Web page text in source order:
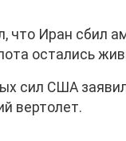
Иран сбил
остались
сил США
вертолет.